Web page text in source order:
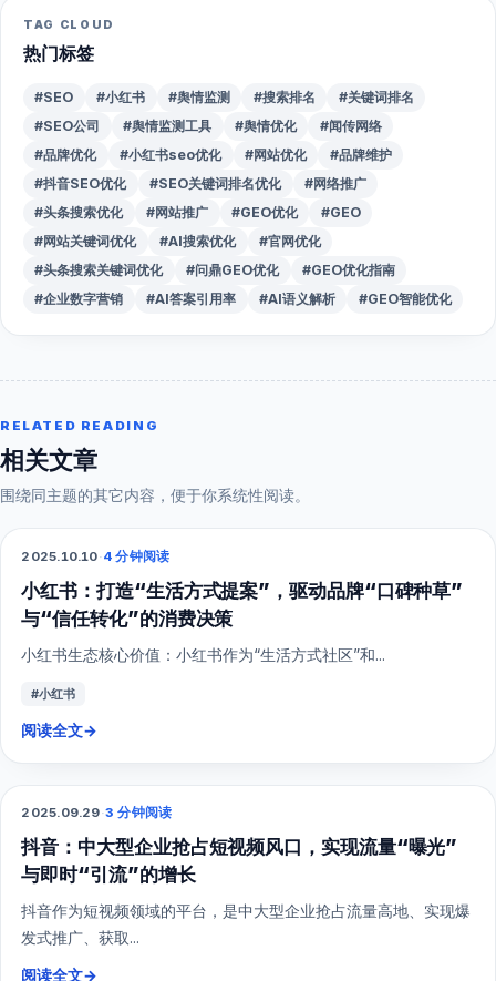
TAG CLOUD
热门标签
#SEO #小红书 #舆情监测 #搜索排名
#关键词排名
#SEO公司
#舆情监测工具 #舆情优化
#闻传网络
#品牌优化
#小红书seo优化 #网站优化
#品牌维护
#抖音SEO优化
#SEO关键词排名优化
#网络推广
#头条搜索优化
#网站推广 #GEO优化
#GEO
#网站关键词优化
#AI搜索优化
#官网优化
#头条搜索关键词优化
#问鼎GEO优化
#GEO优化指南
#企业数字营销
#AI答案引用率 #AI语义解析 #GEO智能优化
RELATED READING
相关文章
围绕同主题的其它内容，便于你系统性阅读。
小红书
2025.10.10·4 分钟阅读
小红书：打造“生活方式提案”，驱动品牌“口碑种草”
与“信任转化”的消费决策
小红书生态核心价值：小红书作为“生活方式社区”和...
#小红书
阅读全文→
SEO